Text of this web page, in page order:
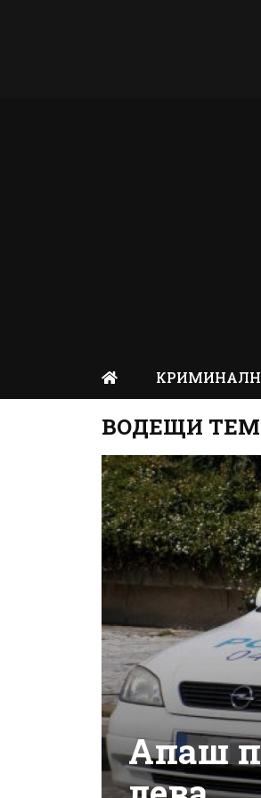
ВОДЕЩИ
Апаш